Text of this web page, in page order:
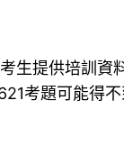
生提供培訓資
考題可能得